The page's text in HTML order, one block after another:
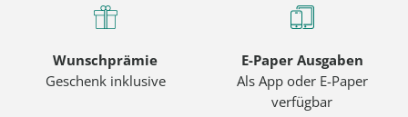
Wunschprämie
Geschenk inklusive
E-Paper Ausgaben
Als App oder E-Paper
verfügbar